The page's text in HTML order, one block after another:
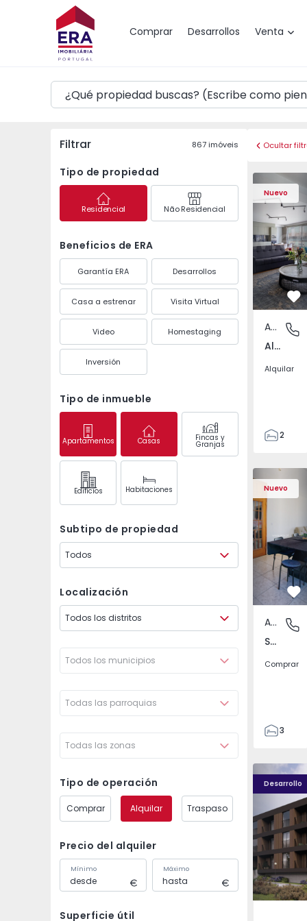
Comprar Desarrollos Venta
Mapa
Filtrar 867imóveis
Tipo de propiedad
Residencial Não Residencial
Beneficios de ERA
Garantía ERA Desarrollos
Casa a estrenar Visita Virtual
Video Homestaging
Inversión
Tipo de inmueble
Apartamentos Casas Fincas y
Granjas
Edifícios Habitaciones
Subtipo de propiedad
Todos
Localización
Todos los distritos
Todos los municipios
Todas las parroquias
Todas las zonas
Tipo de operación
Comprar Alquilar Traspaso
Precio del alquiler
Mínimo Máximo
Superficie útil
Ocultar
Nuevo
Apartamento T2
Aliados,
Apartamento
Aliados, Porto
Alquilar
2
93
93
0
Nuevo
Apartamento T3
Santo
Apartamento
Santo António dos Cavaleiros e Frielas, Lisboa
Comprar
3
85
93
7
Desarrollo
Nova